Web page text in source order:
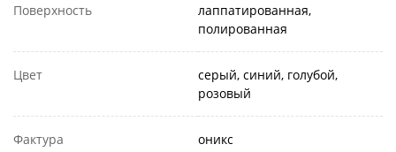
Поверхность
лаппатированная,
полированная
Цвет
серый, синий, голубой,
розовый
Фактура оникс